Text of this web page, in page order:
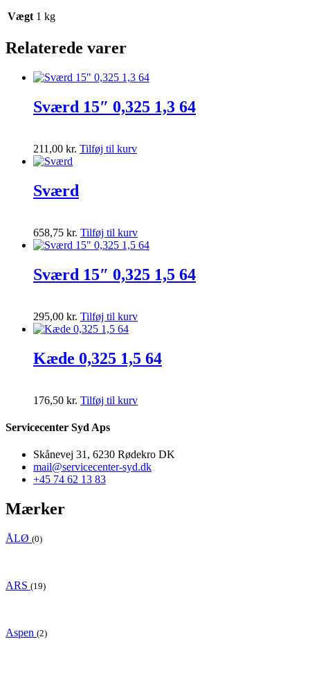
Vægt 1 kg
Relaterede varer
Sværd 15″ 0,325 1,3 64
211,00 kr. Tilføj til kurv
Sværd
658,75 kr. Tilføj til kurv
Sværd 15″ 0,325 1,5 64
295,00 kr. Tilføj til kurv
Kæde 0,325 1,5 64
176,50 kr. Tilføj til kurv
Servicecenter Syd Aps
Skånevej 31, 6230 Rødekro DK
mail@servicecenter-syd.dk
+45 74 62 13 83
Mærker
ÅLØ (0)
ARS (19)
Aspen (2)